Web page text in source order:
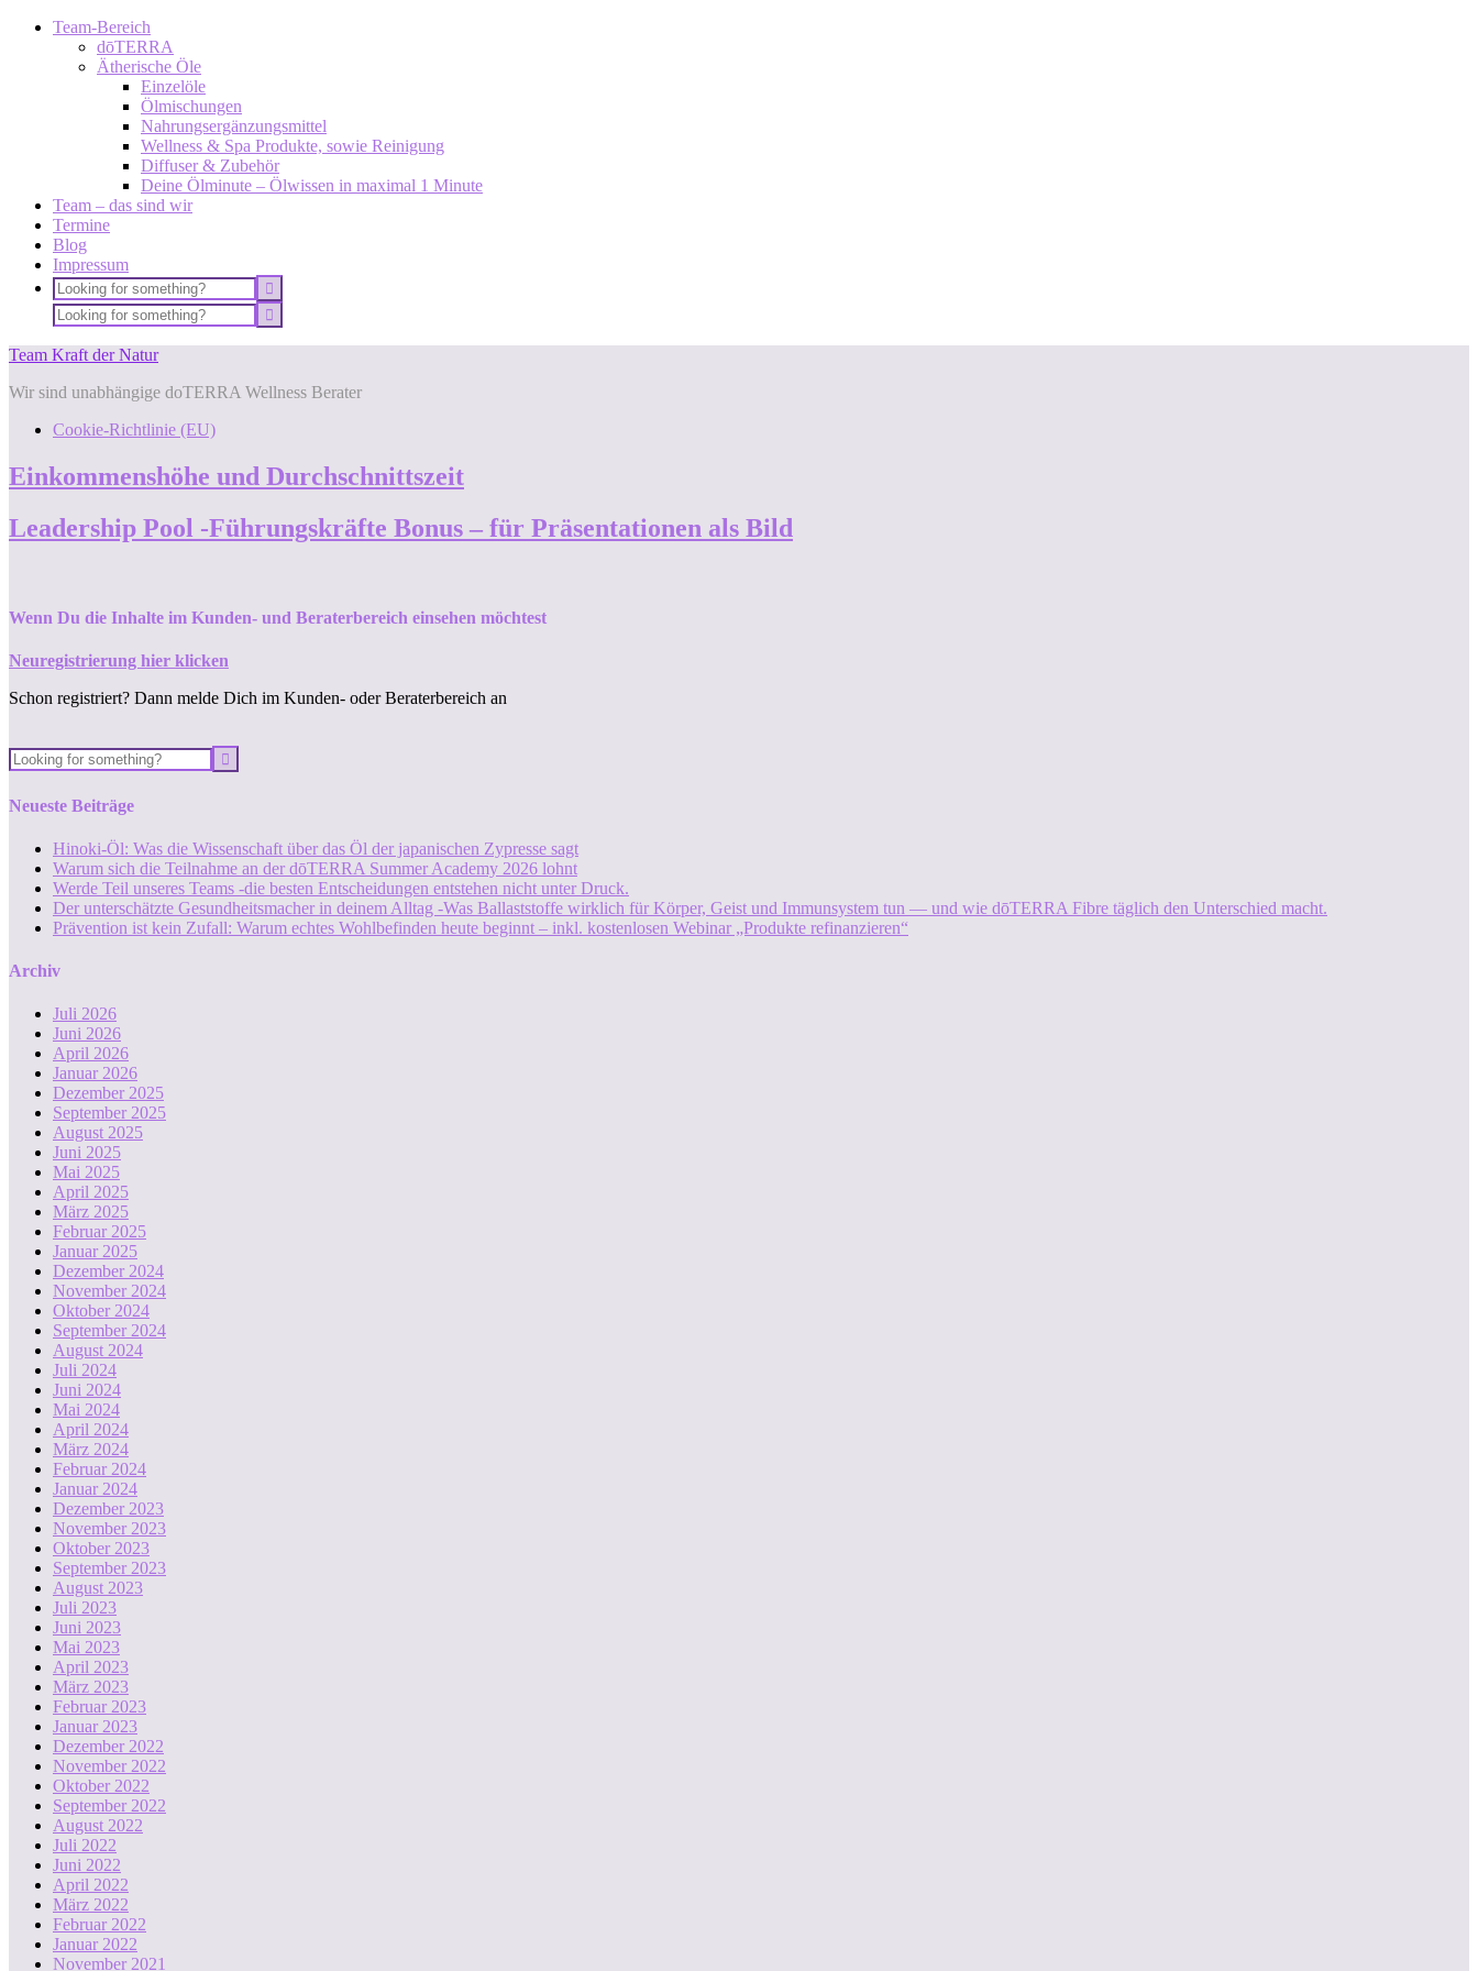
Team-Bereich
dōTERRA
Ätherische Öle
Einzelöle
Ölmischungen
Nahrungsergänzungsmittel
Wellness & Spa Produkte, sowie Reinigung
Diffuser & Zubehör
Deine Ölminute – Ölwissen in maximal 1 Minute
Team – das sind wir
Termine
Blog
Impressum
Team Kraft der Natur
Wir sind unabhängige doTERRA Wellness Berater
Cookie-Richtlinie (EU)
Einkommenshöhe und Durchschnittszeit
Leadership Pool -Führungskräfte Bonus – für Präsentationen als Bild
Wenn Du die Inhalte im Kunden- und Beraterbereich einsehen möchtest
Neuregistrierung hier klicken
Schon registriert? Dann melde Dich im Kunden- oder Beraterbereich an
Neueste Beiträge
Hinoki-Öl: Was die Wissenschaft über das Öl der japanischen Zypresse sagt
Warum sich die Teilnahme an der dōTERRA Summer Academy 2026 lohnt
Werde Teil unseres Teams -die besten Entscheidungen entstehen nicht unter Druck.
Der unterschätzte Gesundheitsmacher in deinem Alltag -Was Ballaststoffe wirklich für Körper, Geist und Immunsystem tun — und wie dōTERRA Fibre täglich den Unterschied macht.
Prävention ist kein Zufall: Warum echtes Wohlbefinden heute beginnt – inkl. kostenlosen Webinar „Produkte refinanzieren“
Archiv
Juli 2026
Juni 2026
April 2026
Januar 2026
Dezember 2025
September 2025
August 2025
Juni 2025
Mai 2025
April 2025
März 2025
Februar 2025
Januar 2025
Dezember 2024
November 2024
Oktober 2024
September 2024
August 2024
Juli 2024
Juni 2024
Mai 2024
April 2024
März 2024
Februar 2024
Januar 2024
Dezember 2023
November 2023
Oktober 2023
September 2023
August 2023
Juli 2023
Juni 2023
Mai 2023
April 2023
März 2023
Februar 2023
Januar 2023
Dezember 2022
November 2022
Oktober 2022
September 2022
August 2022
Juli 2022
Juni 2022
April 2022
März 2022
Februar 2022
Januar 2022
November 2021